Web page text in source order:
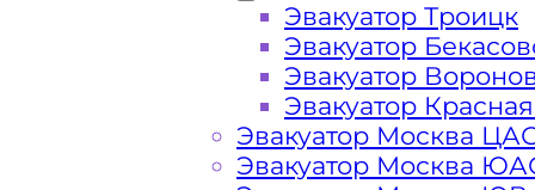
Эвакуатор Троицк
Эвакуатор
Эвакуатор
Эвакуатор
Эвакуатор Москва
Эвакуатор Москва